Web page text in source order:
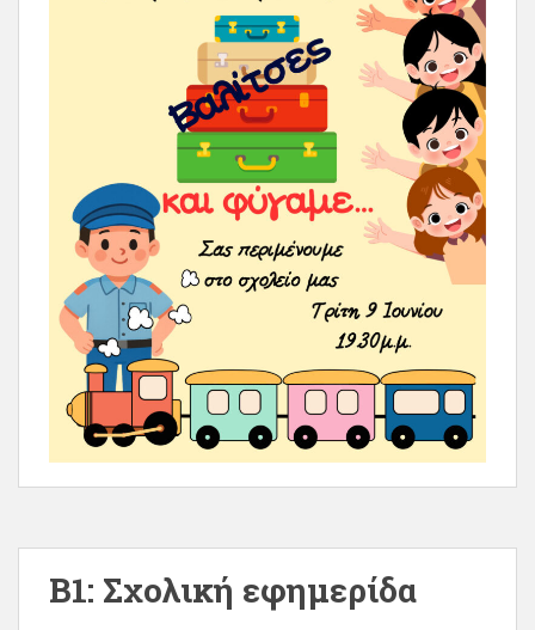
Β1: Σχολική εφημερίδα